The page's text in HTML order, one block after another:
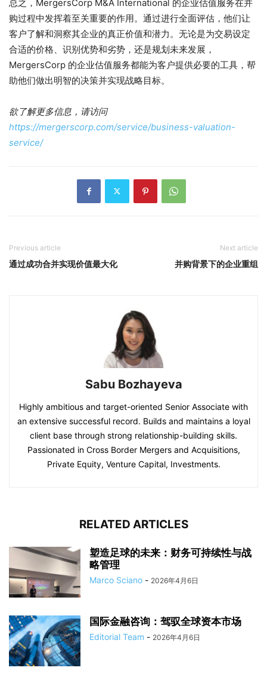
总之，MergersCorp M&A International 的企业估值服务在并
购过程中发挥着至关重要的作用。通过进行全面评估，他们让
客户了解和洞察其企业的真正价值和潜力。无论是为交易设定
合适的价格、识别优势和劣势，还是规划未来发展，
MergersCorp 的企业估值服务都能为客户提供必要的工具，帮
助他们做出明智的决策并实现战略目标。
欲了解更多信息，请访问
https://mergerscorp.com/service/business-valuation-
service/
Previous article
通过成功合并实现价值最大化
Next article
并购背景下的企业重组
Sabu Bozhayeva
Highly ambitious and target-oriented Senior Associate with
an extensive successful record. Builds and maintains a loyal
client base through strong relationship-building skills.
Passionated in Cross Border Mergers and Acquisitions,
Private Equity, Venture Capital, Investments.
RELATED ARTICLES
塑造足球的未来：财务可持续性与战
略管理
Marco Sciano - 2026年4月6日
国际金融咨询：驾驭全球资本市场
Editorial Team - 2026年4月6日